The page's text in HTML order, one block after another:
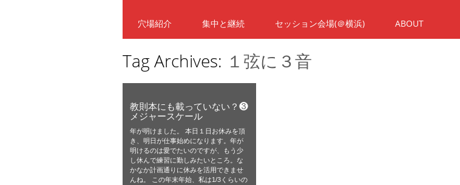
穴場紹介 集中と継続 セッション会場(＠横浜) ABOUT
Tag Archives: １弦に３音
教則本にも載っていない？❸
メジャースケール
年が明けました。 本日１日お休みを頂
き、明日が仕事始めになります。年が
明けるのは愛でたいのですが、もう少
し休んで練習に勤しみたいところ。な
かなか計画通りに休みを活用できませ
んね。 この年末年始、私は1/3くらいの